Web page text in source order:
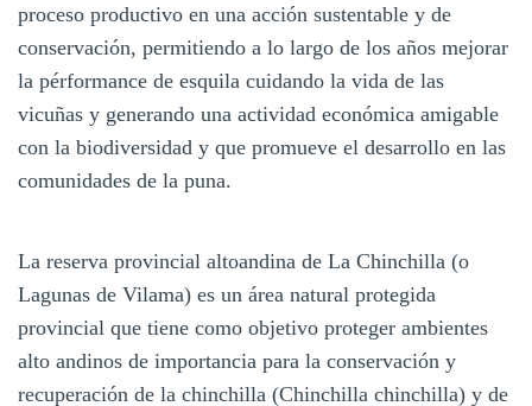
proceso productivo en una acción sustentable y de
conservación, permitiendo a lo largo de los años mejorar
la pérformance de esquila cuidando la vida de las
vicuñas y generando una actividad económica amigable
con la biodiversidad y que promueve el desarrollo en las
comunidades de la puna.
La reserva provincial altoandina de La Chinchilla (o
Lagunas de Vilama) es un área natural protegida
provincial que tiene como objetivo proteger ambientes
alto andinos de importancia para la conservación y
recuperación de la chinchilla (Chinchilla chinchilla) y de